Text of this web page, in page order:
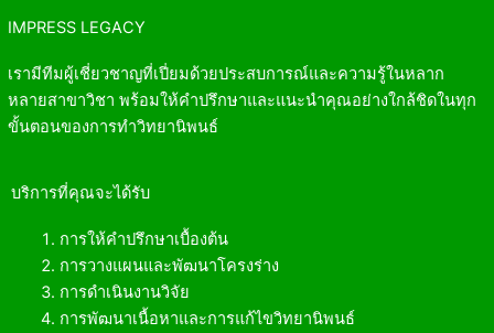
IMPRESS LEGACY
เรามีทีมผู้เชี่ยวชาญที่เปี่ยมด้วยประสบการณ์และความรู้ในหลาก
หลายสาขาวิชา พร้อมให้คำปรึกษาและแนะนำคุณอย่างใกล้ชิดในทุก
ขั้นตอนของการทำวิทยานิพนธ์
บริการที่คุณจะได้รับ
การให้คำปรึกษาเบื้องต้น
การวางแผนและพัฒนาโครงร่าง
การดำเนินงานวิจัย
การพัฒนาเนื้อหาและการแก้ไขวิทยานิพนธ์